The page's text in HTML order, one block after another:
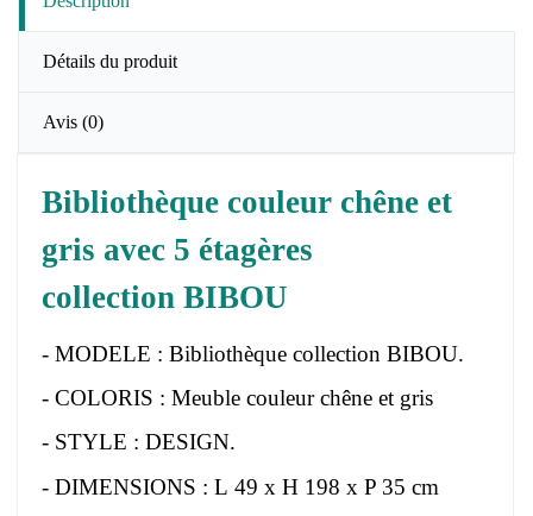
Détails du produit
Avis (0)
Bibliothèque couleur chêne et
gris avec 5 étagères
collection BIBOU
- MODELE : Bibliothèque collection BIBOU.
- COLORIS : Meuble couleur chêne et gris
- STYLE : DESIGN.
- DIMENSIONS : L 49 x H 198 x P 35 cm